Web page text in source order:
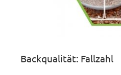
Backqualität: Fallzahl